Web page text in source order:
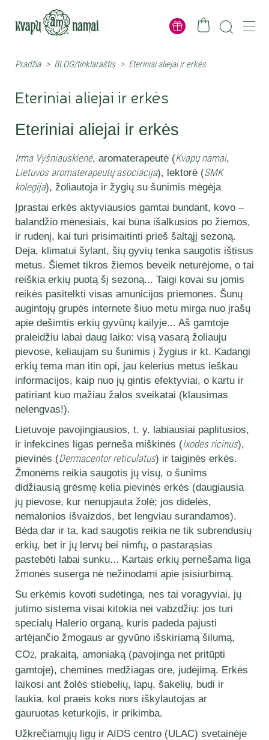
Pradžia > BLOG/tinklaraštis > Eteriniai aliejai ir erkės
Eteriniai aliejai ir erkės
Eteriniai aliejai ir erkės
Irma Vyšniauskienė, aromaterapeutė (Kvapų namai,
Lietuvos aromaterapeutų asociacija), lektorė (SMK
kolegija), žoliautoja ir žygių su šunimis mėgėja
Įprastai erkės aktyviausios gamtai bundant, kovo –
balandžio mėnesiais, kai būna išalkusios po žiemos,
ir rudenį, kai turi prisimaitinti prieš šaltąjį sezoną.
Deja, klimatui šylant, šių gyvių tenka saugotis ištisus
metus. Šiemet tikros žiemos beveik neturėjome, o tai
reiškia erkių puotą šį sezoną... Taigi kovai su jomis
reikės pasitelkti visas amunicijos priemones. Šunų
augintojų grupės internete šiuo metu mirga nuo įrašų
apie dešimtis erkių gyvūnų kailyje... Aš gamtoje
praleidžiu labai daug laiko: visą vasarą žoliauju
pievose, keliaujam su šunimis į žygius ir kt. Kadangi
erkių tema man itin opi, jau kelerius metus ieškau
informacijos, kaip nuo jų gintis efektyviai, o kartu ir
patiriant kuo mažiau žalos sveikatai (klausimas
nelengvas!).
Lietuvoje pavojingiausios, t. y. labiausiai paplitusios,
ir infekcines ligas perneša miškinės (Ixodes ricinus),
pievinės (Dermacentor reticulatus) ir taiginės erkės.
Žmonėms reikia saugotis jų visų, o šunims
didžiausią grėsmę kelia pievinės erkės (daugiausia
jų pievose, kur nenupjauta žolė; jos didelės,
nemalonios išvaizdos, bet lengviau surandamos).
Bėda dar ir ta, kad saugotis reikia ne tik subrendusių
erkių, bet ir jų lervų bei nimfų, o pastarąsias
pastebėti labai sunku... Kartais erkių pernešama liga
žmonės suserga nė nežinodami apie įsisiurbimą.
Su erkėmis kovoti sudėtinga, nes tai voragyviai, jų
jutimo sistema visai kitokia nei vabzdžių: jos turi
specialų Halerio organą, kuris padeda pajusti
artėjančio žmogaus ar gyvūno išskiriamą šilumą,
CO2, prakaitą, amoniaką (pavojinga net pritūpti
gamtoje), chemines medžiagas ore, judėjimą. Erkės
laikosi ant žolės stiebelių, lapų, šakelių, budi ir
laukia, kol praeis koks nors iškylautojas ar
gauruotas keturkojis, ir prikimba.
Užkrečiamųjų ligų ir AIDS centro (ULAC) svetainėje